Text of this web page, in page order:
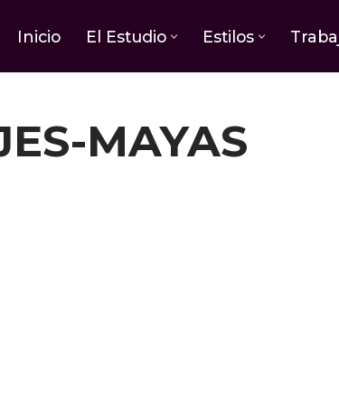
Inicio El Estudio Estilos
MAYAS